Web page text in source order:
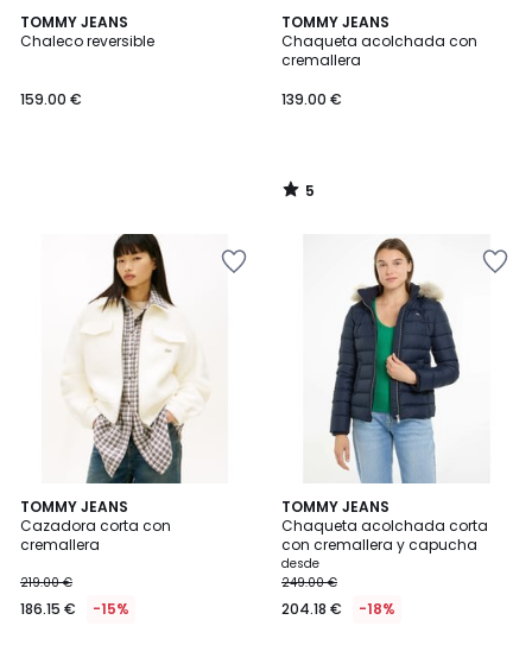
TOMMY JEANS
Chaleco reversible
159.00 €
TOMMY JEANS
Chaqueta acolchada con
cremallera
139.00 €
5
/
5
5
/
TOMMY JEANS
Cazadora corta con
cremallera
219.00 €
186.15 € -15%
TOMMY JEANS
Chaqueta acolchada corta
con cremallera y capucha
desde
249.00 €
204.18 € -18%
3,2
/ 5
2
Colores